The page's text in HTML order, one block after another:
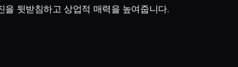
뒷받침하고 상업적 매력을 높여줍니다.